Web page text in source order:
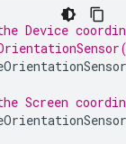
Device
Screen